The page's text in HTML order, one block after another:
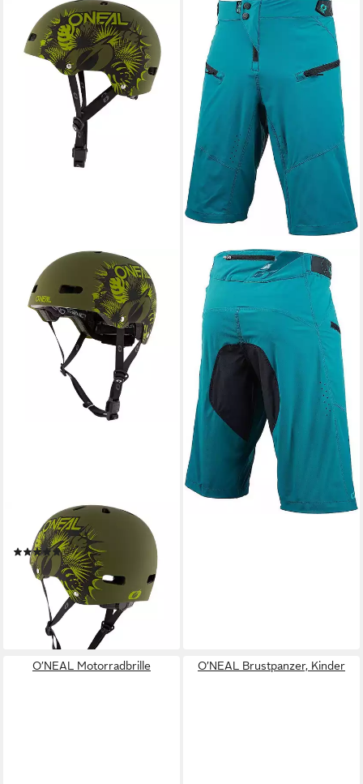
O’NEAL
BMX-Helm
(1)
ab 38,89 € UVP79,99 €
lieferbar - in 4-5 Werktagen bei dir
O’NEAL
Radhose Pin It V.22
Fahrradshorts Atmungsaktiv
ab 33,89 €
89,99 €
-62%
lieferbar - in 4-5 Werktagen bei dir
O’NEAL Motorradbrille O’NEAL Brustpanzer, Kinder